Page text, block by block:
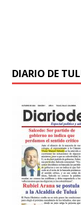
DIARIO DE